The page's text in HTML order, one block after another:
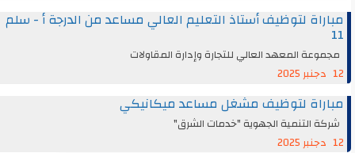
مباراة لتوظيف أستاذ التعليم العالي مساعد من الدرجة أ - سلم
11
مجموعة المعهد العالي للتجارة وإدارة المقاولات
12 دجنبر 2025
مباراة لتوظيف مشغل مساعد ميكانيكي
شركة التنمية الجهوية "خدمات الشرق"
12 دجنبر 2025